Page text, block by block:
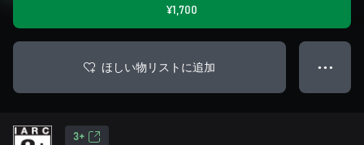
¥1,700
ほしい物リストに追加 ● ● ●
3+